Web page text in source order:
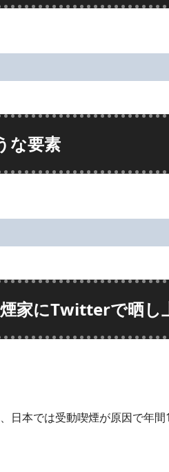
な要素
家にTwitterで晒し
日本では受動喫煙が原因で年